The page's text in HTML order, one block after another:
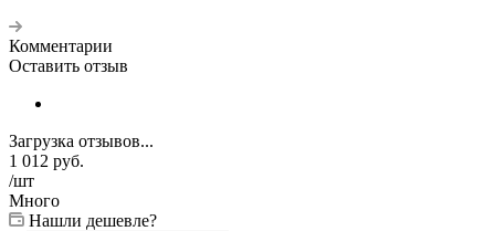
Комментарии
Оставить отзыв
Загрузка отзывов...
1 012 руб.
/шт
Много
Нашли дешевле?